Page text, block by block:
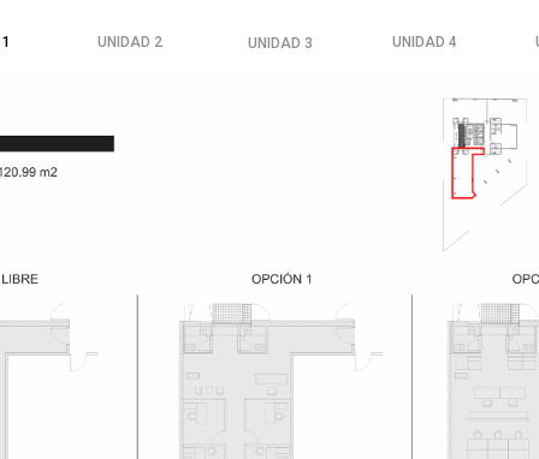
UNIDAD 2 UNIDAD 3 UNIDAD 4